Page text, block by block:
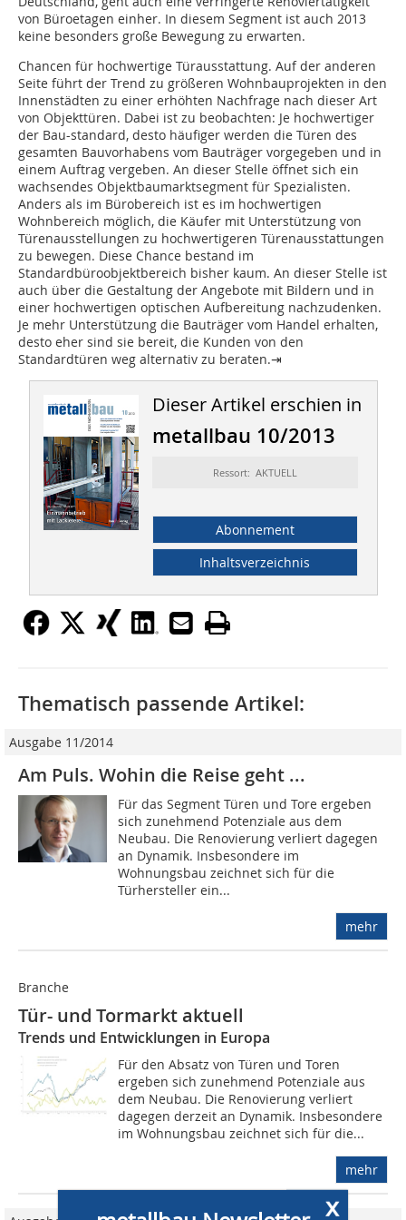
von Büroetagen einher. In diesem Segment ist auch 2013
keine besonders große Bewegung zu erwarten.
Chancen für hochwertige Türausstattung. Auf der anderen
Seite führt der Trend zu größeren Wohnbauprojekten in den
Innenstädten zu einer erhöhten Nachfrage nach dieser Art
von Objekttüren. Dabei ist zu beobachten: Je hochwertiger
der Bau-standard, desto häufiger werden die Türen des
gesamten Bauvorhabens vom Bauträger vorgegeben und in
einem Auftrag vergeben. An dieser Stelle öffnet sich ein
wachsendes Objektbaumarktsegment für Spezialisten.
Anders als im Bürobereich ist es im hochwertigen
Wohnbereich möglich, die Käufer mit Unterstützung von
Türenausstellungen zu hochwertigeren Türenausstattungen
zu bewegen. Diese Chance bestand im
Standardbüroobjektbereich bisher kaum. An dieser Stelle ist
auch über die Gestaltung der Angebote mit Bildern und in
einer hochwertigen optischen Aufbereitung nachzudenken.
Je mehr Unterstützung die Bauträger vom Handel erhalten,
desto eher sind sie bereit, die Kunden von den
Standardtüren weg alternativ zu beraten.⇥
Dieser Artikel erschien in
metallbau 10/2013
Ressort: AKTUELL
Abonnement
Inhaltsverzeichnis
x
Thematisch passende Artikel:
Ausgabe 11/2014
Am Puls. Wohin die Reise geht ...
Für das Segment Türen und Tore ergeben
sich zunehmend Potenziale aus dem
Neubau. Die Renovierung verliert dagegen
an Dynamik. Insbesondere im
Wohnungsbau zeichnet sich für die
Türhersteller ein...
mehr
Branche
Tür- und Tormarkt aktuell
Trends und Entwicklungen in Europa
Für den Absatz von Türen und Toren
ergeben sich zunehmend Potenziale aus
dem Neubau. Die Renovierung verliert
dagegen derzeit an Dynamik. Insbesondere
im Wohnungsbau zeichnet sich für die...
mehr